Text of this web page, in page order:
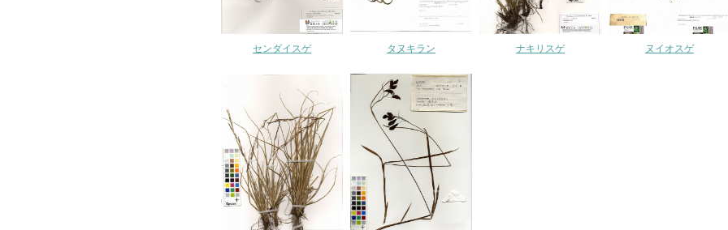
センダイスゲ タヌキラン ナキリスゲ ヌイオスゲ